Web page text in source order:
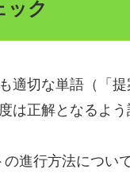
ック
適切な単語（「
は正解となるよう
進行方法について